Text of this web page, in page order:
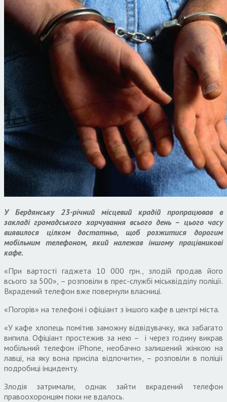
У Бердянську 23-річний місцевий крадій пропрацював в
закладі громадського харчування всього день – цього часу
виявилося цілком достатньо, щоб розжитися дорогим
мобільним телефоном, який належав іншому працівникові
кафе.
«При вартості гаджета 10 000 грн., злодій продав його
всього за 500», – розповіли в прес-службі міськвідділу поліції.
Вкрадений телефон вже повернули власниці.
«Погорів» на телефоні і офіціант з іншого кафе в центрі міста.
«У кафе хлопець помітив заможну відвідувачку, яка забагато
випила. Офіціант простежив за нею – і через годину викрав
мобільний телефон iPhone, необачно залишений жінкою на
лавці, на яку вона присіла відпочити», – розповіли в поліції
подробиці інциденту.
Злодія затримали, однак зайти вкрадений телефон
правоохоронцям поки не вдалось.